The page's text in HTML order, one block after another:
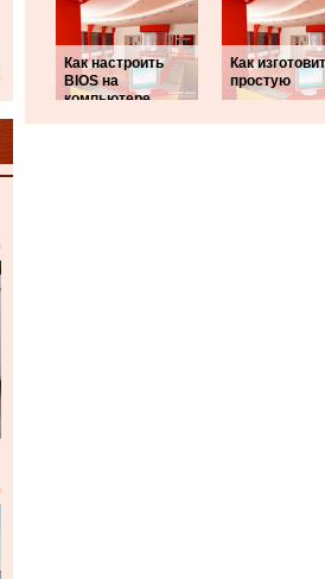
Как настроить
BIOS на
компьютере
Как
простую